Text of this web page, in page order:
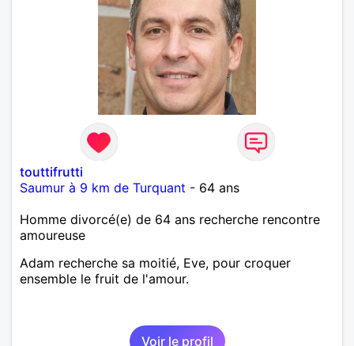
touttifrutti
Saumur à 9 km de Turquant - 64 ans
Homme divorcé(e) de 64 ans recherche rencontre
amoureuse
Adam recherche sa moitié, Eve, pour croquer
ensemble le fruit de l'amour.
Voir le profil